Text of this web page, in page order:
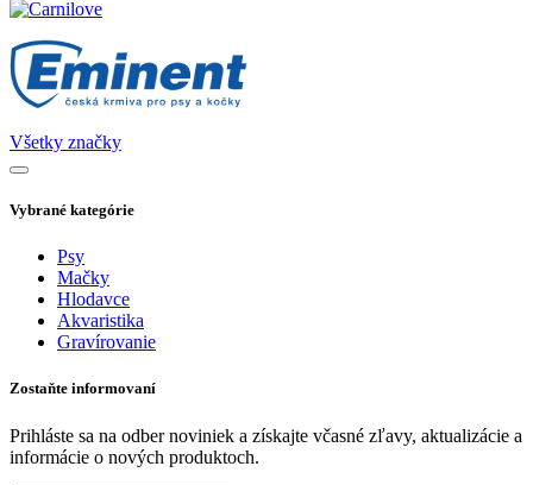
Všetky značky
Vybrané kategórie
Psy
Mačky
Hlodavce
Akvaristika
Gravírovanie
Zostaňte informovaní
Prihláste sa na odber noviniek a získajte včasné zľavy, aktualizácie a
informácie o nových produktoch.